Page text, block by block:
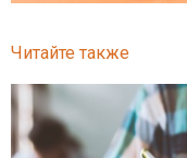
Читайте также